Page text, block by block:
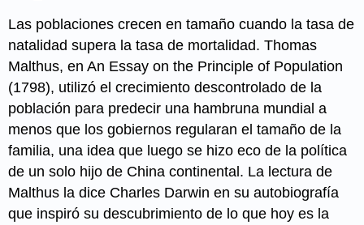
Las poblaciones crecen en tamaño cuando la tasa de
natalidad supera la tasa de mortalidad. Thomas
Malthus, en An Essay on the Principle of Population
(1798), utilizó el crecimiento descontrolado de la
población para predecir una hambruna mundial a
menos que los gobiernos regularan el tamaño de la
familia, una idea que luego se hizo eco de la política
de un solo hijo de China continental. La lectura de
Malthus la dice Charles Darwin en su autobiografía
que inspiró su descubrimiento de lo que hoy es la